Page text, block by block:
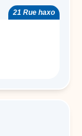
21 Rue haxo